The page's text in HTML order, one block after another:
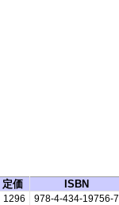
定価 ISBN
1296
978-4-434-19756-7